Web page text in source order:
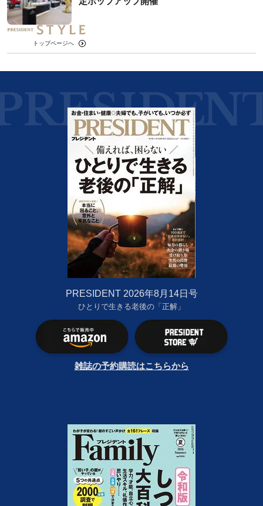
トップページへ
PRESIDENT 2026年8月14日号
ひとりで生きる老後の「正解」
雑誌の予約購読はこちらから